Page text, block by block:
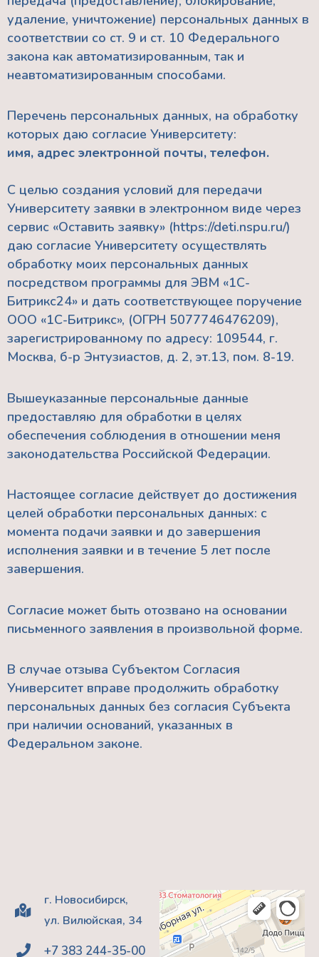
удаление, уничтожение) персональных данных в
соответствии со ст. 9 и ст. 10 Федерального
закона как автоматизированным, так и
неавтоматизированным способами.
Перечень персональных данных, на обработку
которых даю согласие Университету:
имя, адрес электронной почты, телефон.
С целью создания условий для передачи
Университету заявки в электронном виде через
сервис «Оставить заявку» (https://deti.nspu.ru/)
даю согласие Университету осуществлять
обработку моих персональных данных
посредством программы для ЭВМ «1С-
Битрикс24» и дать соответствующее поручение
ООО «1С-Битрикс», (ОГРН 5077746476209),
зарегистрированному по адресу: 109544, г.
Москва, б-р Энтузиастов, д. 2, эт.13, пом. 8-19.
Вышеуказанные персональные данные
предоставляю для обработки в целях
обеспечения соблюдения в отношении меня
законодательства Российской Федерации.
Настоящее согласие действует до достижения
целей обработки персональных данных: с
момента подачи заявки и до завершения
исполнения заявки и в течение 5 лет после
завершения.
Согласие может быть отозвано на основании
письменного заявления в произвольной форме.
В случае отзыва Субъектом Согласия
Университет вправе продолжить обработку
персональных данных без согласия Субъекта
при наличии оснований, указанных в
Федеральном законе.
г. Новосибирск,
ул. Вилюйская, 34
+7 383 244-35-00